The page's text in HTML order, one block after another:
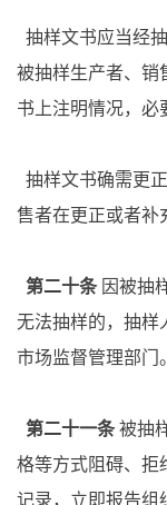
抽样文书应当经
被抽样生产者、销
书上注明情况，必
抽样文书确需更
售者在更正或者补
第二十条 因被抽
无法抽样的，抽样
市场监督管理部门。
第二十一条 被抽
格等方式阻碍、拒
记录，立即报告组